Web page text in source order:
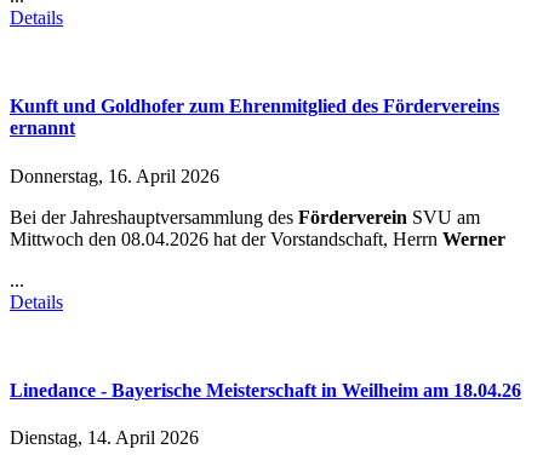
Details
Kunft und Goldhofer zum Ehrenmitglied des Fördervereins
ernannt
Donnerstag, 16. April 2026
Bei der Jahreshauptversammlung des Förderverein SVU am
Mittwoch den 08.04.2026 hat der Vorstandschaft, Herrn Werner
...
Details
Linedance - Bayerische Meisterschaft in Weilheim am 18.04.26
Dienstag, 14. April 2026